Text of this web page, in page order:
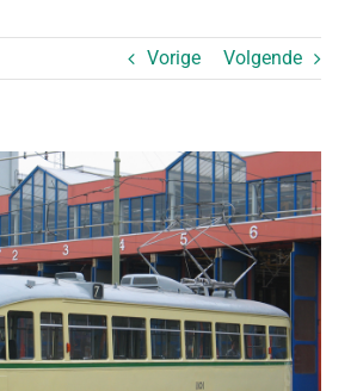
Vorige Volgende